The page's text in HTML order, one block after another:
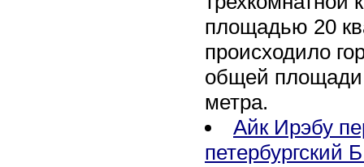
площадью 20
происходило
общей площади
метра.
Айк Ирэбу
петербургский